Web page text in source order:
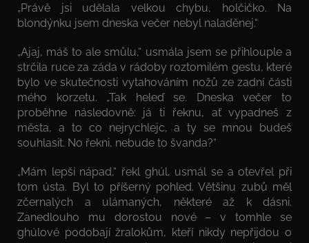
„Právě jsi udělala velkou chybu, holčičko. Na
blondýnku jsem dneska večer nebyl naladěnej.“
„Ajaj, máš to ale smůlu,“ usmála jsem se přihlouple a
strčila ruce za záda v rádoby roztomilém gestu, které
bylo ve skutečnosti vytahováním nožů ze zadní části
mého korzetu. „Tak heleď se. Dneska večer to
proběhne následovně: já ti řeknu, ať vypadneš z
města, a to co nejrychlejc, a ty se mnou budeš
souhlasit. No řekni, nebude to švanda?“
„Mám lepší nápad,“ řekl ghúl, usmál se a otevřel při
tom ústa. Byl to příšerný pohled. Většinu zubů měl
zčernalých a ulámaných, některé až k dásni.
Zanedlouho mu dorostou nové – v tomhle se
ghúlové podobají žralokům, kteří nikdy nepřijdou o